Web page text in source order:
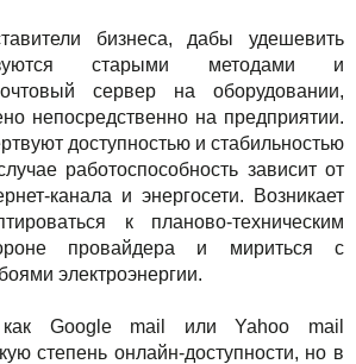
бизнеса, дабы удешевить
старыми методами и
сервер на оборудовании,
непосредственно на предприятии.
доступностью и стабильностью
работоспособность зависит от
канала и энергосети. Возникает
к планово-техническим
провайдера и мириться с
электроэнергии.
Google mail или Yahoo mail
степень онлайн-доступности, но в